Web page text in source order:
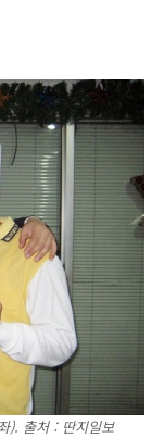
). 출처 : 딴지일보